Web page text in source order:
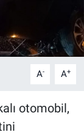
A- A+
otomobil,